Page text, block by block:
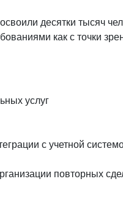
десятки тысяч
как с точки
услуг
с учетной
повторных